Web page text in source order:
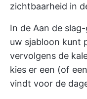
zichtbaarheid in
In de Aan de
uw sjabloon kunt
vervolgens de
kies er een (of
vindt voor de